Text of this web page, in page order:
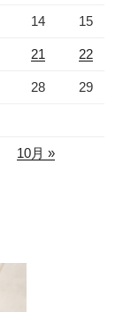
14 15
21 22
28 29
10月 »